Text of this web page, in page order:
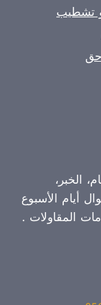
تشطيب
الخبر،
أيام الأسبوع
المقاولات .